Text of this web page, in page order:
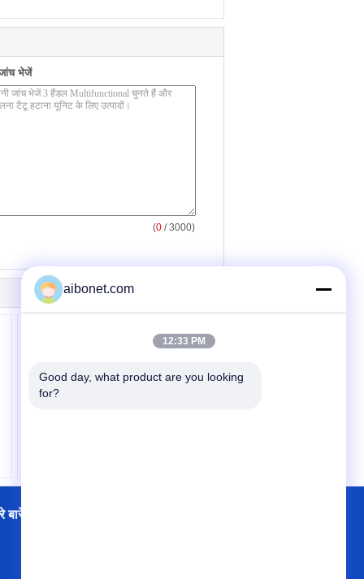
भेजें
(0 / 3000)
बारे में
aibonet.com
12:33 PM
Good day, what product are you looking
for?